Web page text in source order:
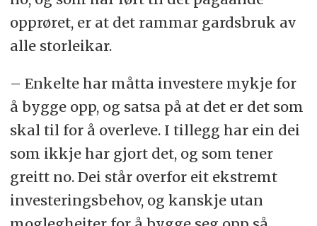
opprøret, er at det rammar gardsbruk av
alle storleikar.
– Enkelte har måtta investere mykje for
å bygge opp, og satsa på at det er det som
skal til for å overleve. I tillegg har ein dei
som ikkje har gjort det, og som tener
greitt no. Dei står overfor eit ekstremt
investeringsbehov, og kanskje utan